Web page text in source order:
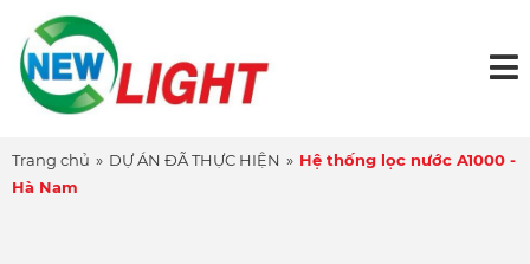
Trang chủ » DỰ ÁN ĐÃ THỰC HIỆN » Hệ thống lọc nước A1000 -
Hà Nam